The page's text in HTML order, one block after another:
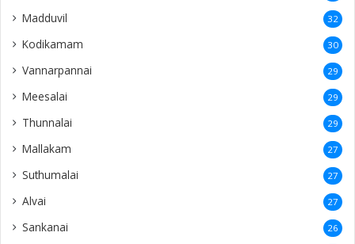
Madduvil 32
Kodikamam 30
Vannarpannai 29
Meesalai 29
Thunnalai 29
Mallakam 27
Suthumalai 27
Alvai 27
Sankanai 26